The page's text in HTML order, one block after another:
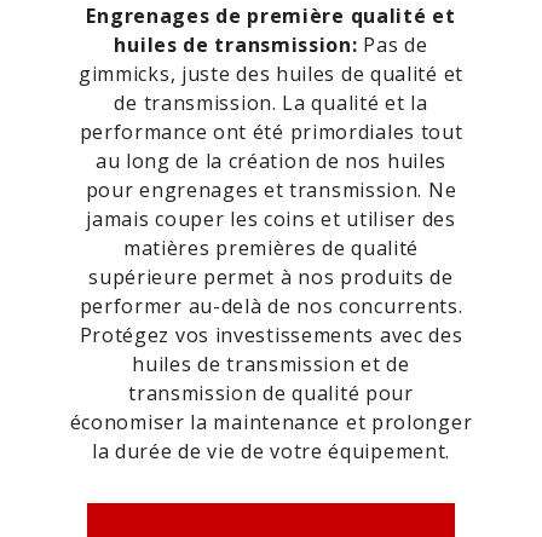
Engrenages de première qualité et
huiles de transmission: Pas de
gimmicks, juste des huiles de qualité et
de transmission. La qualité et la
performance ont été primordiales tout
au long de la création de nos huiles
pour engrenages et transmission. Ne
jamais couper les coins et utiliser des
matières premières de qualité
supérieure permet à nos produits de
performer au-delà de nos concurrents.
Protégez vos investissements avec des
huiles de transmission et de
transmission de qualité pour
économiser la maintenance et prolonger
la durée de vie de votre équipement.